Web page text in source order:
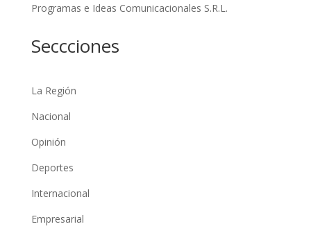
Programas e Ideas Comunicacionales S.R.L.
Seccciones
La Región
Nacional
Opinión
Deportes
Internacional
Empresarial